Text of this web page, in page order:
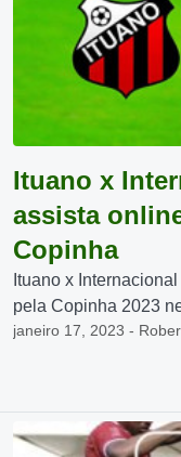
Ituano x
assista
Copinha
Ituano x
pela Copinha 2023
janeiro 17, 2023 -